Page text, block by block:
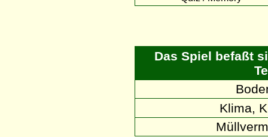
Das Spiel befaßt
Klima,